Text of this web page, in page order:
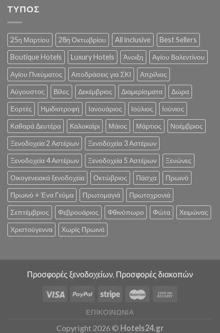
ΤΥΠΟΣ
25η Μαρτίου 28η Οκτωβρίου All inclusive Best Sellers
Boutique Hotels Luxury Hotels Άνοιξη Αγίου Βαλεντίνου
Αγίου Πνεύματος Αποδράσεις για ΣΚΙ Απρίλιος
Αύγουστος Βίλες Δεκέμβριος Διαμερίσματα Δώρα
Εορτές Ημιδιατροφή Ιανουάριος Ιούλιος Ιούνιος
Καθαρά Δευτέρα Καλοκαίρι Μάιος Μάρτιος Νοέμβριος
Ξενοδοχεία 2 Αστέρων Ξενοδοχεία 3 Αστέρων
Ξενοδοχεία 4 Αστέρων Ξενοδοχεία 5 Αστέρων Ξενώνες
Οικογενειακά ξενοδοχεία Οκτώβριος Πάσχα Πρωινό
Πρωινό + Ένα Γεύμα Πρωτομαγιά Πρωτοχρονιά
Σεπτέμβριος Φεβρουάριος Φθινόπωρο Φώτα Χειμώνας
Χριστούγεννα Χωρίς Πρωινό
Προσφορές ξενοδοχείων, Προσφορές διακοπών
ΕΠΙΚΟΙΝΩΝΊΑ
Copyright 2026 © Hotels24.gr